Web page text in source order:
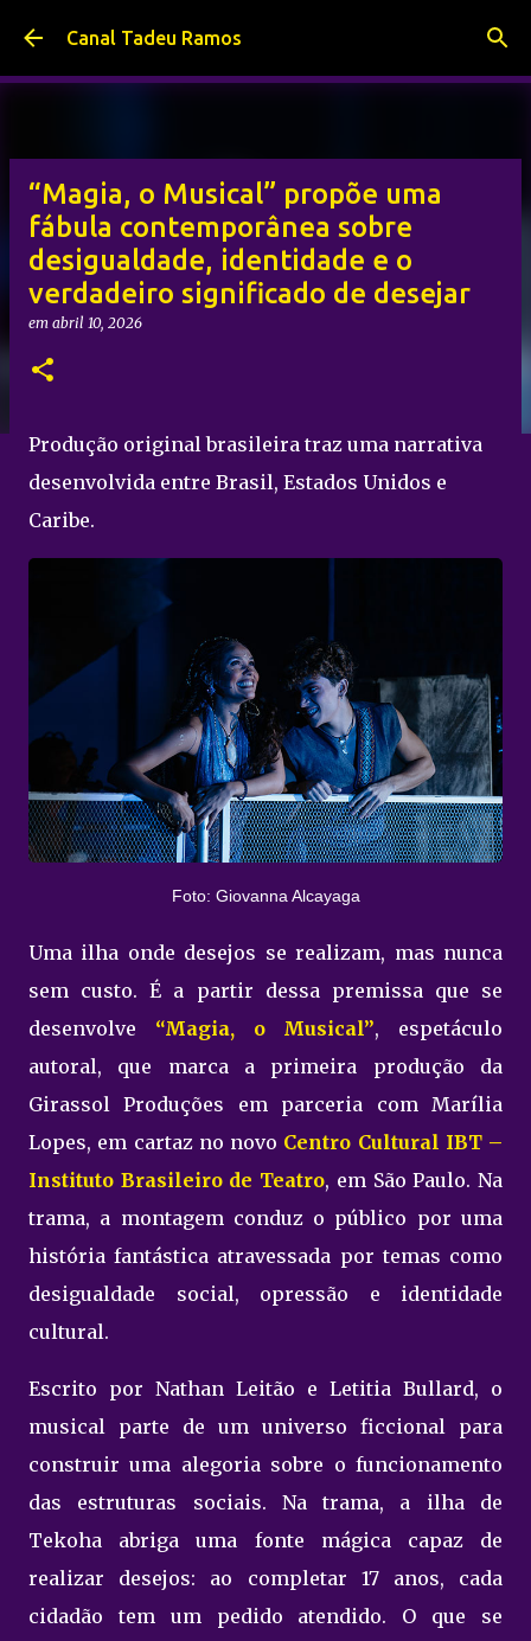
Pular para o conteúdo principal
Canal Tadeu Ramos
“Magia, o Musical” propõe uma
fábula contemporânea sobre
desigualdade, identidade e o
verdadeiro significado de desejar
em abril 10, 2026
Produção original brasileira traz uma narrativa
desenvolvida entre Brasil, Estados Unidos e
Caribe.
Foto: Giovanna Alcayaga
Uma ilha onde desejos se realizam, mas nunca
sem custo. É a partir dessa premissa que se
desenvolve “Magia, o Musical”, espetáculo
autoral, que marca a primeira produção da
Girassol Produções em parceria com Marília
Lopes, em cartaz no novo Centro Cultural IBT –
Instituto Brasileiro de Teatro, em São Paulo. Na
trama, a montagem conduz o público por uma
história fantástica atravessada por temas como
desigualdade social, opressão e identidade
cultural.
Escrito por Nathan Leitão e Letitia Bullard, o
musical parte de um universo ficcional para
construir uma alegoria sobre o funcionamento
das estruturas sociais. Na trama, a ilha de
Tekoha abriga uma fonte mágica capaz de
realizar desejos: ao completar 17 anos, cada
cidadão tem um pedido atendido. O que se